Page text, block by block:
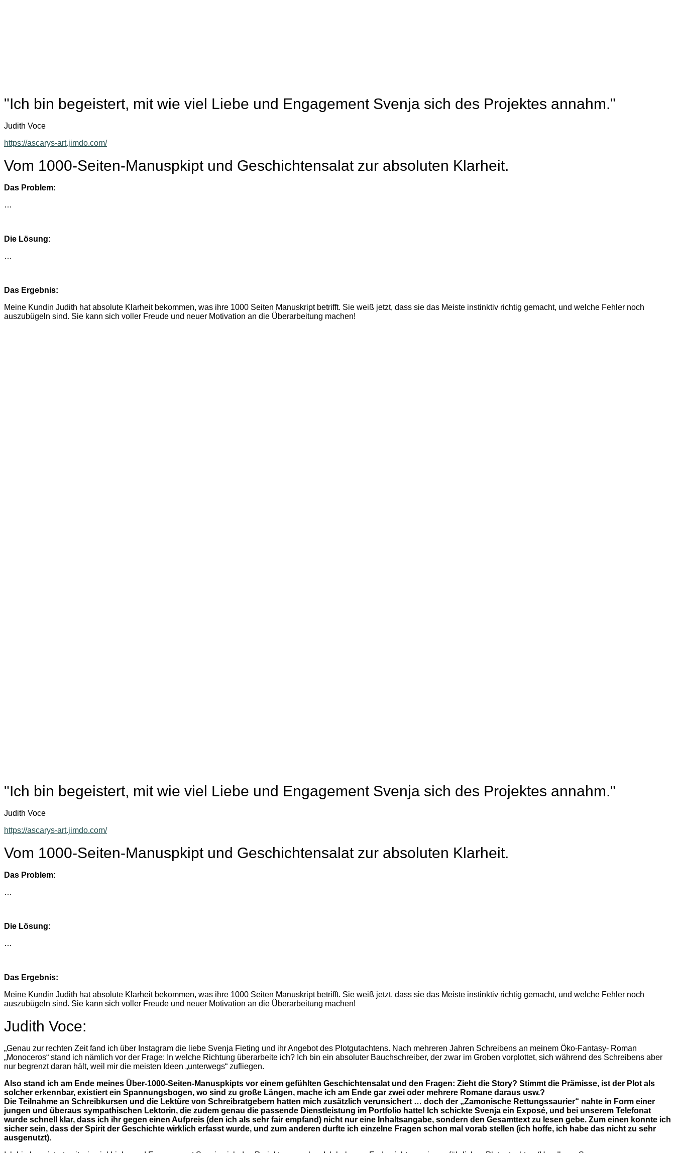
"Ich bin begeistert, mit wie viel Liebe und Engagement Svenja sich des Projektes annahm."
Judith Voce
https://ascarys-art.jimdo.com/
Vom 1000-Seiten-Manuspkipt und Geschichtensalat zur absoluten Klarheit.
Das Problem:
…
Die Lösung:
…
Das Ergebnis:
Meine Kundin Judith hat absolute Klarheit bekommen, was ihre 1000 Seiten Manuskript betrifft. Sie weiß jetzt, dass sie das Meiste instinktiv richtig gemacht, und welche Fehler noch
auszubügeln sind. Sie kann sich voller Freude und neuer Motivation an die Überarbeitung machen!
"Ich bin begeistert, mit wie viel Liebe und Engagement Svenja sich des Projektes annahm."
Judith Voce
https://ascarys-art.jimdo.com/
Vom 1000-Seiten-Manuspkipt und Geschichtensalat zur absoluten Klarheit.
Das Problem:
…
Die Lösung:
…
Das Ergebnis:
Meine Kundin Judith hat absolute Klarheit bekommen, was ihre 1000 Seiten Manuskript betrifft. Sie weiß jetzt, dass sie das Meiste instinktiv richtig gemacht, und welche Fehler noch
auszubügeln sind. Sie kann sich voller Freude und neuer Motivation an die Überarbeitung machen!
Judith Voce:
„Genau zur rechten Zeit fand ich über Instagram die liebe Svenja Fieting und ihr Angebot des Plotgutachtens. Nach mehreren Jahren Schreibens an meinem Öko-Fantasy- Roman
„Monoceros“ stand ich nämlich vor der Frage: In welche Richtung überarbeite ich? Ich bin ein absoluter Bauchschreiber, der zwar im Groben vorplottet, sich während des Schreibens aber
nur begrenzt daran hält, weil mir die meisten Ideen „unterwegs“ zufliegen.
Also stand ich am Ende meines Über-1000-Seiten-Manuspkipts vor einem gefühlten Geschichtensalat und den Fragen: Zieht die Story? Stimmt die Prämisse, ist der Plot als
solcher erkennbar, existiert ein Spannungsbogen, wo sind zu große Längen, mache ich am Ende gar zwei oder mehrere Romane daraus usw.?
Die Teilnahme an Schreibkursen und die Lektüre von Schreibratgebern hatten mich zusätzlich verunsichert … doch der „Zamonische Rettungssaurier“ nahte in Form einer
jungen und überaus sympathischen Lektorin, die zudem genau die passende Dienstleistung im Portfolio hatte! Ich schickte Svenja ein Exposé, und bei unserem Telefonat
wurde schnell klar, dass ich ihr gegen einen Aufpreis (den ich als sehr fair empfand) nicht nur eine Inhaltsangabe, sondern den Gesamttext zu lesen gebe. Zum einen konnte ich
sicher sein, dass der Spirit der Geschichte wirklich erfasst wurde, und zum anderen durfte ich einzelne Fragen schon mal vorab stellen (ich hoffe, ich habe das nicht zu sehr
ausgenutzt).